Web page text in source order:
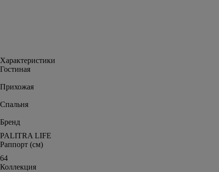
Характеристики
Гостиная
Прихожая
Спальня
Бренд
PALITRA LIFE
Раппорт (см)
64
Коллекция